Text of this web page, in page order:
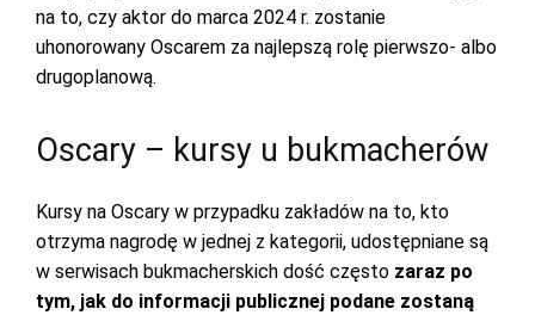
na to, czy aktor do marca 2024 r. zostanie
uhonorowany Oscarem za najlepszą rolę pierwszo- albo
drugoplanową.
Oscary – kursy u bukmacherów
Kursy na Oscary w przypadku zakładów na to, kto
otrzyma nagrodę w jednej z kategorii, udostępniane są
w serwisach bukmacherskich dość często zaraz po
tym, jak do informacji publicznej podane zostaną